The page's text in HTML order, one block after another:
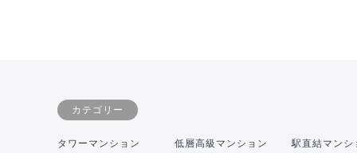
カテゴリー
タワーマンション 低層高級マンション 駅直結マンシ